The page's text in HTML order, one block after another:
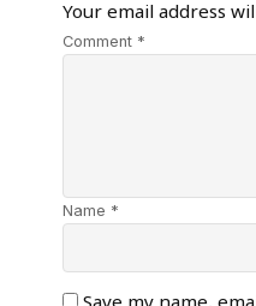
Your email address
Comment *
Name *